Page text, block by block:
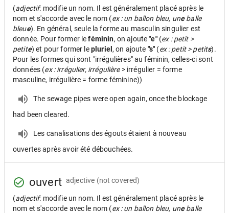
(adjectif: modifie un nom. Il est généralement placé après le
nom et s'accorde avec le nom (ex : un ballon bleu, uneballe
bleue). En général, seule la forme au masculin singulier est
donnée. Pour former leféminin, on ajoute"e"(ex : petit >
petite) et pour former lepluriel , on ajoute "s" (ex : petit > petits).
Pour les formes qui sont "irrégulières" au féminin, celles-ci sont
données (ex : irrégulier, irrégulière> irrégulier = forme
masculine, irrégulière = forme féminine))
The sewage pipes were open again, once the blockage
had been cleared.
Les canalisations des égouts étaient à nouveau
ouvertes après avoir été débouchées.
ouvert adjective (not covered)
(adjectif: modifie un nom. Il est généralement placé après le
nom et s'accorde avec le nom (ex : un ballon bleu, uneballe